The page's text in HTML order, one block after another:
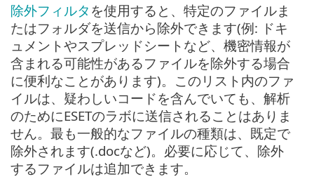
除外フィルタ を使用すると、特定のファイルま
たはフォルダを送信から除外できます(例: ドキ
ュメントやスプレッドシートなど、機密情報が
含まれる可能性があるファイルを除外する場合
に便利なことがあります)。このリスト内のファ
イルは、疑わしいコードを含んでいても、解析
のためにESETのラボに送信されることはありま
せん。最も一般的なファイルの種類は、既定で
除外されます(.docなど)。必要に応じて、除外
するファイルは追加できます。